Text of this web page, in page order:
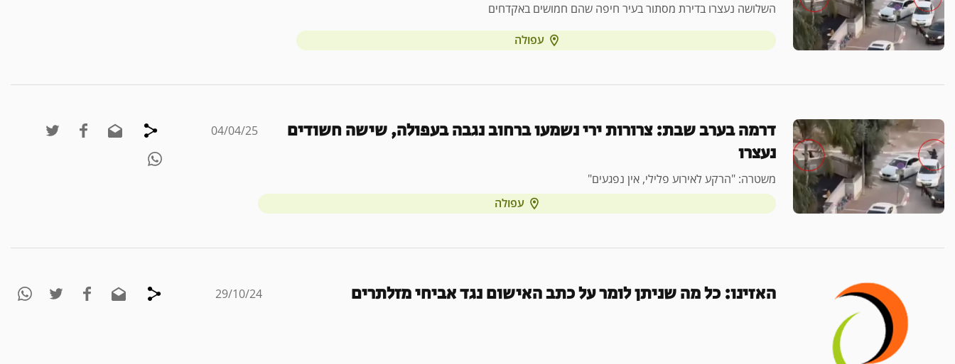
השלושה נעצרו בדירת מסתור בעיר חיפה שהם חמושים באקדחים
עפולה
דרמה בערב שבת: צרורות ירי נשמעו ברחוב נגבה בעפולה, שישה חשודים
נעצרו
משטרה: "הרקע לאירוע פלילי, אין נפגעים"
עפולה
04/04/25
האזינו: כל מה שניתן לומר על כתב האישום נגד אביחי מזלתרים 29/10/24